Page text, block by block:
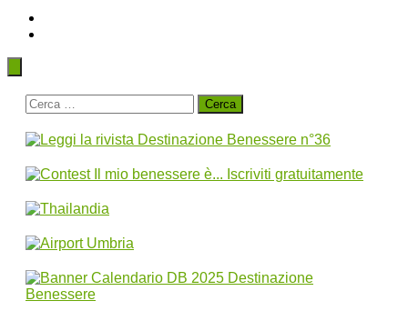
Ricerca
per: